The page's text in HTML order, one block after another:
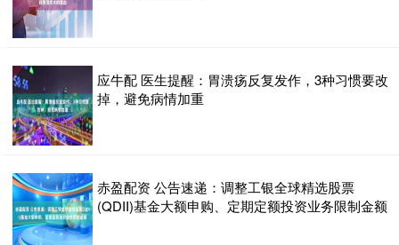
应牛配 医生提醒：胃溃疡反复发作，3种习惯要改
掉，避免病情加重
赤盈配资 公告速递：调整工银全球精选股票
(QDII)基金大额申购、定期定额投资业务限制金额